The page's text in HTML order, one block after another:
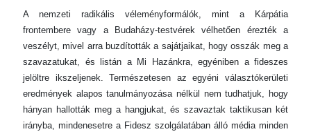
A nemzeti radikális véleményformálók, mint a Kárpátia
frontembere vagy a Budaházy-testvérek vélhetően érezték a
veszélyt, mivel arra buzdították a sajátjaikat, hogy osszák meg a
szavazatukat, és listán a Mi Hazánkra, egyéniben a fideszes
jelöltre ikszeljenek. Természetesen az egyéni választókerületi
eredmények alapos tanulmányozása nélkül nem tudhatjuk, hogy
hányan hallották meg a hangjukat, és szavaztak taktikusan két
irányba, mindenesetre a Fidesz szolgálatában álló média minden